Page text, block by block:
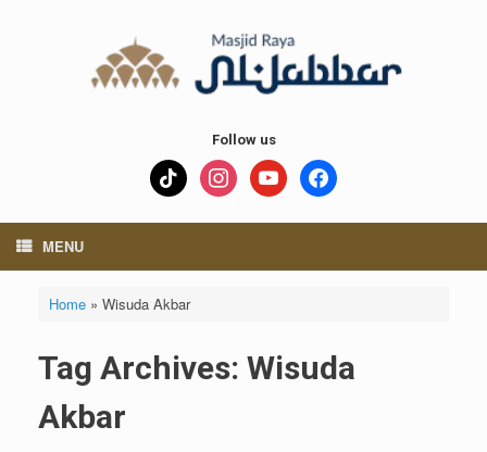
Follow us
tiktok instagramyoutube facebook
MENU
Home» Wisuda Akbar
Tag Archives: Wisuda
Akbar